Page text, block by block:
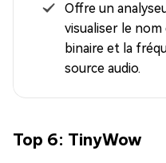
Offre un
visualiser le nom
binaire et la
source audio.
Top 6: TinyWow